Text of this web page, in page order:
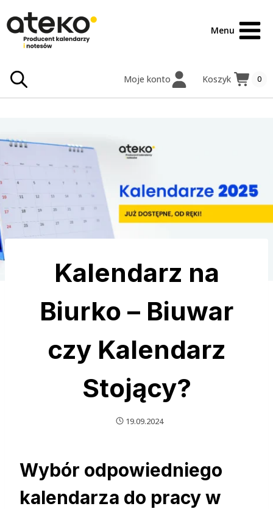
treści
do
treści
Menu
Moje konto Koszyk 0
Kalendarz na
Biurko – Biuwar
czy Kalendarz
Stojący?
19.09.2024
Wybór odpowiedniego
kalendarza do pracy w